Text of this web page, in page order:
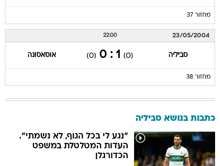
מחזור 37
23/05/2004
22:00
סביליה (0)
1 : 0
(0) אוסאסונה
מחזור 38
כתבות בנושא סביליה
"נגע לי בכל הגוף, לא נשמתי".
העדות המטלטלת במשפט
הכדורגלן